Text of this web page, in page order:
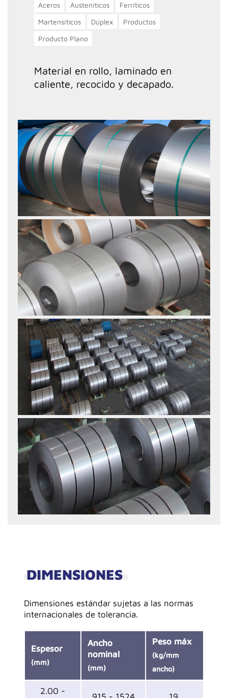
Aceros Austeníticos
Ferríticos
Martensíticos
Dúplex
Productos
Producto Plano
Material en rollo, laminado en
caliente, recocido y decapado.
DIMENSIONES
Dimensiones estándar sujetas a las normas
internacionales de tolerancia.
Espesor
(mm)
Ancho
nominal
(mm)
Peso máx
(kg/mm
ancho)
2.00 -